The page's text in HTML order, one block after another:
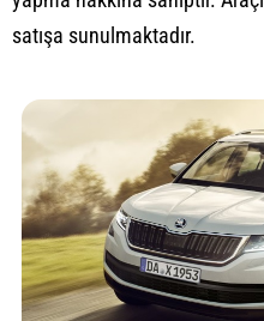
satışa sunulmaktadır.